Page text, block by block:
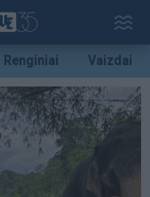
Renginiai Vaizdai